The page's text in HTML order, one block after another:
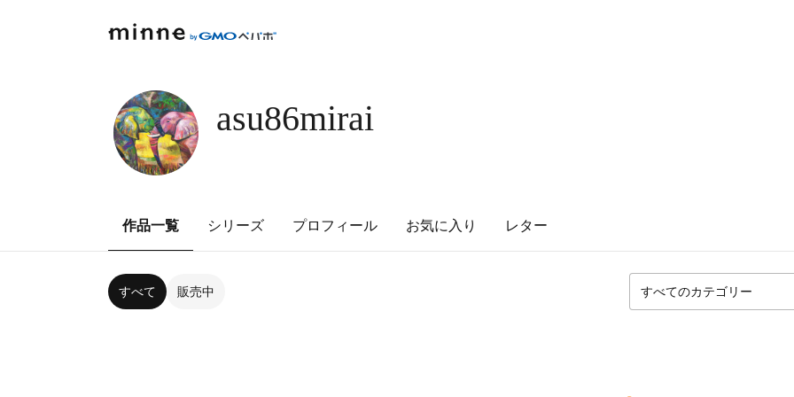
asu86mirai
作品一覧 シリーズ プロフィール お気に入り レター
すべて 販売中